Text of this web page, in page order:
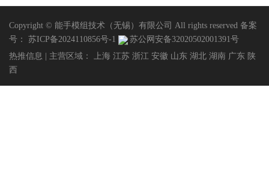
Copyright © 能手模组技术（无锡）有限公司 All rights reserved 备案
号：
苏ICP备2024110856号-1
苏公网安备32020502001391号
热推信息 | 主营区域： 上海 江苏 浙江 安徽 山东 湖北 湖南 广东 陕
西